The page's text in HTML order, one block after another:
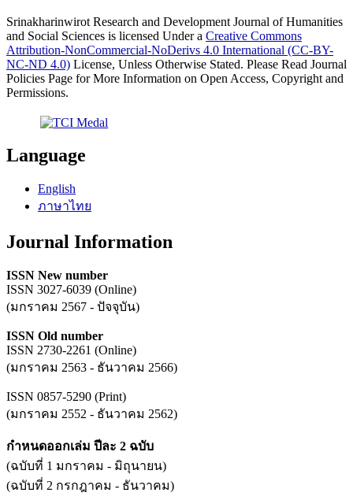
Srinakharinwirot Research and Development Journal of Humanities
and Social Sciences is licensed Under a Creative Commons
Attribution-NonCommercial-NoDerivs 4.0 International (CC-BY-
NC-ND 4.0) License, Unless Otherwise Stated. Please Read Journal
Policies Page for More Information on Open Access, Copyright and
Permissions.
Language
English
ภาษาไทย
Journal Information
ISSN New number
ISSN 3027-6039 (Online)
(มกราคม 2567 - ปัจจุบัน)
ISSN Old number
ISSN 2730-2261 (Online)
(มกราคม 2563 - ธันวาคม 2566)
ISSN 0857-5290 (Print)
(มกราคม 2552 - ธันวาคม 2562)
กำหนดออกเล่ม ปีละ 2 ฉบับ
(ฉบับที่ 1 มกราคม - มิถุนายน)
(ฉบับที่ 2 กรกฎาคม - ธันวาคม)